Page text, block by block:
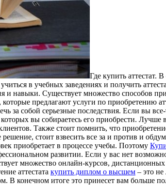
Гдe купить aттeстaт.
в учебных заведениях и получить
навыки. Существует множество способов
предлагают услуги по приобретению
собой серьезные последствия. Если вы
вы собираетесь его приобрести.
Также стоит помнить, что приобретение
стоит взвесить все за и против и
приобретает в процессе учебы. Поэтому
развитии. Если у вас нет
множество онлайн-курсов,
аттестата купить диплом о высшем – это
В конечном итоге это принесет вам больше